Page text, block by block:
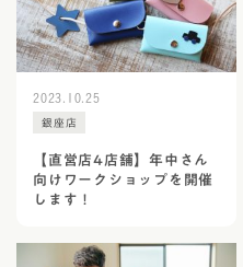
2023.10.25
銀座店
【直営店4店舗】年中さん
向けワークショップを開催
します！